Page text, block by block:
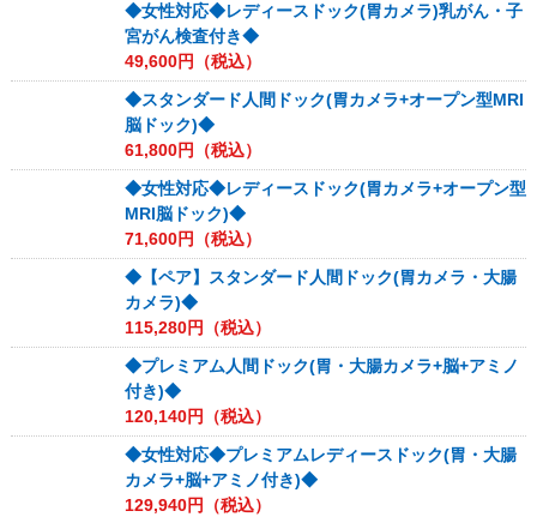
◆女性対応◆レディースドック(胃カメラ)乳がん・子
宮がん検査付き◆
49,600円（税込）
◆スタンダード人間ドック(胃カメラ+オープン型MRI
脳ドック)◆
61,800円（税込）
◆女性対応◆レディースドック(胃カメラ+オープン型
MRI脳ドック)◆
71,600円（税込）
◆【ペア】スタンダード人間ドック(胃カメラ・大腸
カメラ)◆
115,280円（税込）
◆プレミアム人間ドック(胃・大腸カメラ+脳+アミノ
付き)◆
120,140円（税込）
◆女性対応◆プレミアムレディースドック(胃・大腸
カメラ+脳+アミノ付き)◆
129,940円（税込）